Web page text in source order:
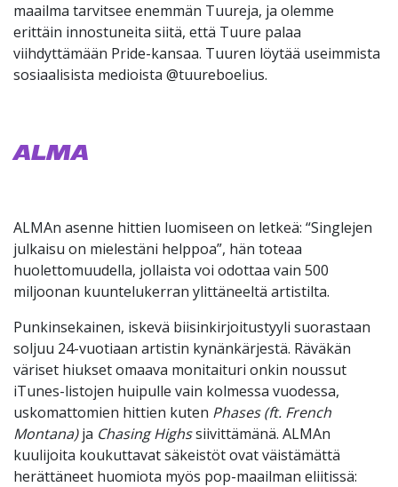
maailma tarvitsee enemmän Tuureja, ja olemme
erittäin innostuneita siitä, että Tuure palaa
viihdyttämään Pride-kansaa. Tuuren löytää useimmista
sosiaalisista medioista @tuureboelius.
ALMA
ALMAn asenne hittien luomiseen on letkeä: “Singlejen
julkaisu on mielestäni helppoa”, hän toteaa
huolettomuudella, jollaista voi odottaa vain 500
miljoonan kuuntelukerran ylittäneeltä artistilta.
Punkinsekainen, iskevä biisinkirjoitustyyli suorastaan
soljuu 24-vuotiaan artistin kynänkärjestä. Räväkän
väriset hiukset omaava monitaituri onkin noussut
iTunes-listojen huipulle vain kolmessa vuodessa,
uskomattomien hittien kuten Phases (ft. French
Montana)ja Chasing Highssiivittämänä. ALMAn
kuulijoita koukuttavat säkeistöt ovat väistämättä
herättäneet huomiota myös pop-maailman eliitissä: